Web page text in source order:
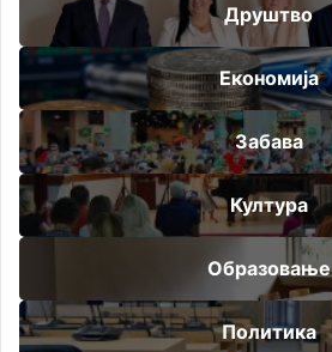
Друштво
Економија
Забава
Култура
Образовање
Политика